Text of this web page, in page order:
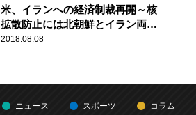
米、イランへの経済制裁再開～核
拡散防止には北朝鮮とイラン両方
を抑える
2018.08.08
ニュース スポーツ コラム